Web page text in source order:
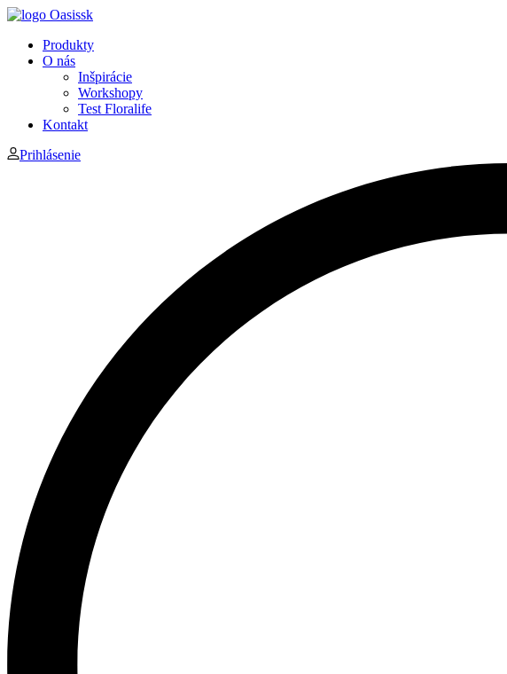
Produkty
O nás
Inšpirácie
Workshopy
Test Floralife
Kontakt
Prihlásenie